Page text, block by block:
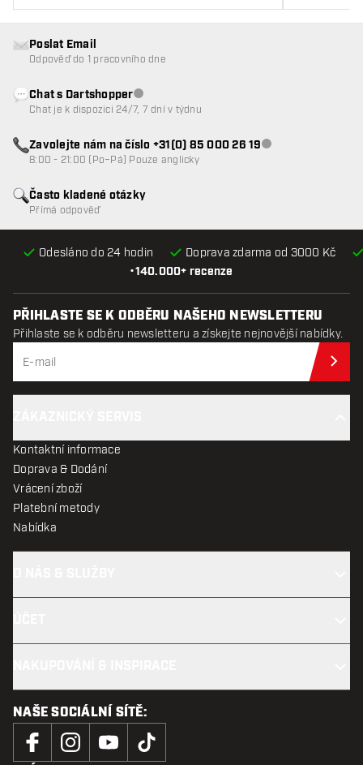
•140.000+ recenze
Odesláno do 24 hodin Doprava zdarma od 3000 Kč
Často kladené otázky
Přímá odpověď
Poslat Email
Odpověď do 1 pracovního dne
Chat s DartshopperZákaznický servis nedostupný
Chat je k dispozici 24/7, 7 dní v týdnu
Zavolejte nám na číslo +31(0) 85 000 26 19Zákaznický servis
8:00 - 21:00 (Po–Pá) Pouze anglicky
PŘIHLASTE SE K ODBĚRU NAŠEHO NEWSLETTERU
Přihlaste se k odběru newsletteru a získejte nejnovější nabídky.
Kontaktní informace
Doprava & Dodání
Vrácení zboží
Platební metody
Nabídka
NAŠE SOCIÁLNÍ SÍTĚ: